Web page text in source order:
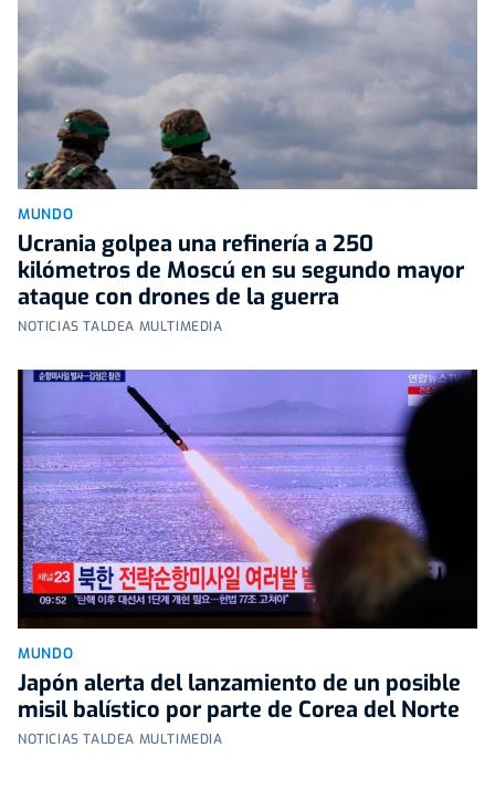
MUNDO
Ucrania golpea una refinería a 250
kilómetros de Moscú en su segundo mayor
ataque con drones de la guerra
NOTICIAS TALDEA MULTIMEDIA
MUNDO
Japón alerta del lanzamiento de un posible
misil balístico por parte de Corea del Norte
NOTICIAS TALDEA MULTIMEDIA